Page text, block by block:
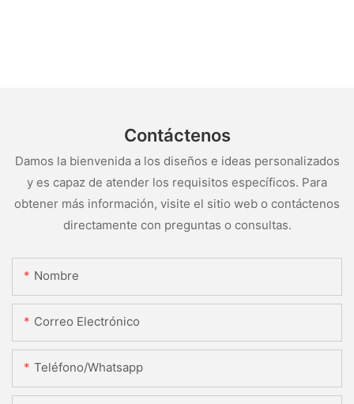
Contáctenos
Damos la bienvenida a los diseños e ideas personalizados
y es capaz de atender los requisitos específicos. Para
obtener más información, visite el sitio web o contáctenos
directamente con preguntas o consultas.
Nombre
Correo Electrónico
Teléfono/whatsapp